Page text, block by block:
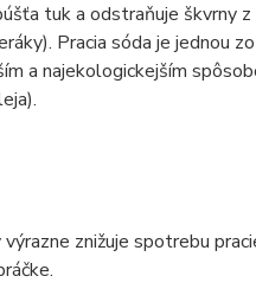
tuk a odstraňuje škvrny
Pracia sóda je jednou
a najekologickejším
znižuje spotrebu